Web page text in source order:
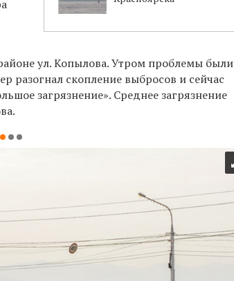
ул. Копылова. Утром проблемы были
разогнал скопление выбросов и сейчас
загрязнение». Среднее загрязнение